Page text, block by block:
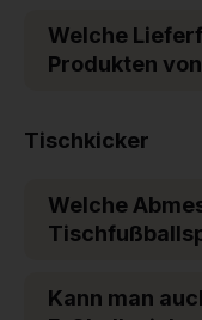
Welche
Produkten
Tischkicker
Welche
Kann man